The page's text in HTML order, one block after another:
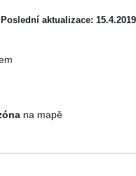
Poslední aktualizace: 15.4.2019
na mapě